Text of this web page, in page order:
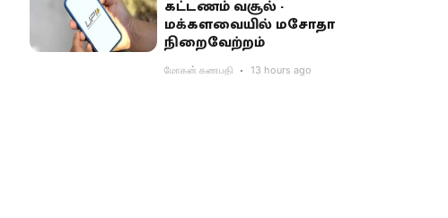
கட்டணம் வசூல் -
மக்களவையில் மசோதா
நிறைவேற்றம்
மோகன் கணபதி 13 hours ago